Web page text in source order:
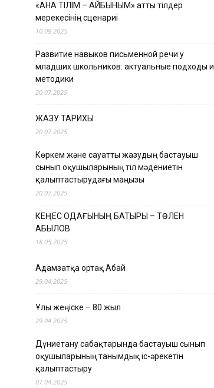
«АНА ТІЛІМ – АЙБЫНЫМ» атты тілдер
мерекесінің сценариі
10.09.2025
Развитие навыков письменной речи у
младших школьников: актуальные подходы и
методики
20.07.2025
ЖАЗУ ТАРИХЫ
20.07.2025
Көркем және сауатты жазудың бастауыш
сынып оқушыларының тіл мәдениетін
қалыптастырудағы маңызы
20.07.2025
КЕҢЕС ОДАҒЫНЫҢ БАТЫРЫ – ТӨЛЕН
ҚАБЫЛОВ
18.05.2025
Адамзатқа ортақ Абай
29.04.2025
Ұлы жеңіске – 80 жыл
29.04.2025
Дүниетану сабақтарында бастауыш сынып
оқушыларының танымдық іс-әрекетін
қалыптастыру
07.04.2025